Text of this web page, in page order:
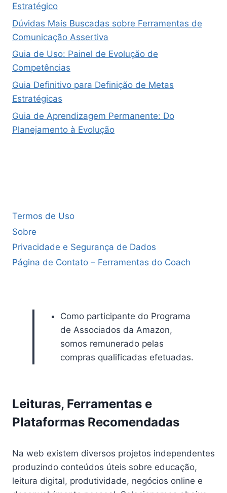
Estratégico
Dúvidas Mais Buscadas sobre Ferramentas de
Comunicação Assertiva
Guia de Uso: Painel de Evolução de
Competências
Guia Definitivo para Definição de Metas
Estratégicas
Guia de Aprendizagem Permanente: Do
Planejamento à Evolução
Termos de Uso
Sobre
Privacidade e Segurança de Dados
Página de Contato – Ferramentas do Coach
Como participante do Programa
de Associados da Amazon,
somos remunerado pelas
compras qualificadas efetuadas.
Leituras, Ferramentas e
Plataformas Recomendadas
Na web existem diversos projetos independentes
produzindo conteúdos úteis sobre educação,
leitura digital, produtividade, negócios online e